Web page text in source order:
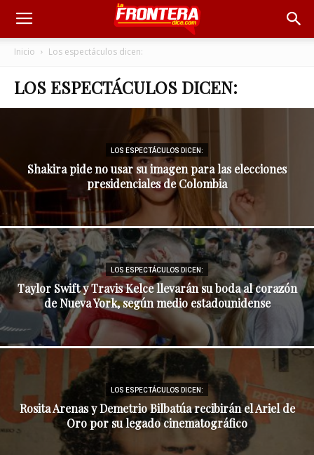
Inicio Los espectáculos dicen:
LOS ESPECTÁCULOS DICEN:
LOS ESPECTÁCULOS DICEN:
Shakira pide no usar su imagen para las elecciones
presidenciales de Colombia
LOS ESPECTÁCULOS DICEN:
Taylor Swift y Travis Kelce llevarán su boda al corazón
de Nueva York, según medio estadounidense
LOS ESPECTÁCULOS DICEN:
Rosita Arenas y Demetrio Bilbatúa recibirán el Ariel de
Oro por su legado cinematográfico